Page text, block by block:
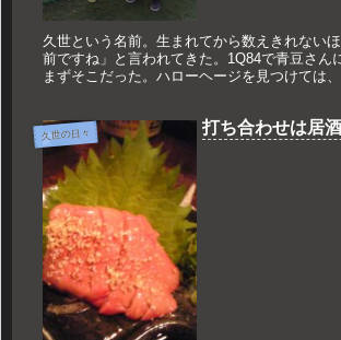
久世という名前。生まれてから数えきれない
前ですね」と言われてきた。1Q84で青豆さん
まずそこだった。ハローヘージを見つけては
久世の日々 打ち合わせは居